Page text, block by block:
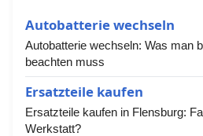
Autobatterie wechseln
Autobatterie wechseln: Was man
beachten muss
Ersatzteile kaufen
Ersatzteile kaufen in Flensburg:
Werkstatt?